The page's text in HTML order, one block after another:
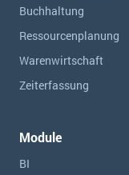
Buchhaltung
Ressourcen­planung
Warenwirtschaft
Zeiterfassung
Module
BI